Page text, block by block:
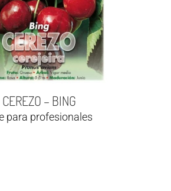
CEREZO – BING
para profesionales